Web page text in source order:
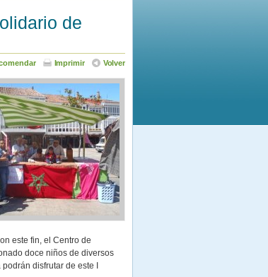
de
Volver
Imprimir
este fin, el Centro de
doce niños de diversos
disfrutar de este I